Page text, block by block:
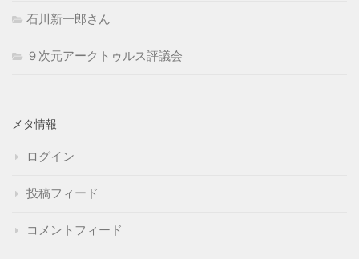
石川新一郎さん
９次元アークトゥルス評議会
メタ情報
ログイン
投稿フィード
コメントフィード